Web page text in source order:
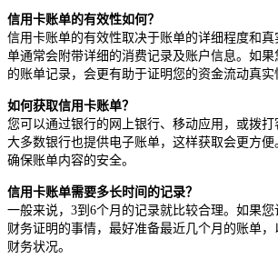
信用卡账单的有效性如何？
信用卡账单的有效性取决于账单的详细程度和
单通常会附带详细的消费记录及账户信息。如果
的账单记录，会更有助于证明您的资金流动真实
如何获取信用卡账单？
您可以通过银行的网上银行、移动应用，或拨打
大多数银行也提供电子账单，这样获取会更方便
确保账单内容的安全。
信用卡账单需要多长时间的记录？
一般来说，3到6个月的记录就比较合理。如果
财务证明的事情，最好准备最近几个月的账单
财务状况。